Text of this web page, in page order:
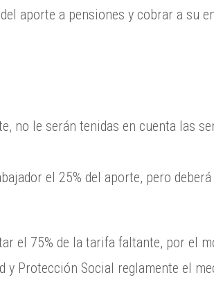
aporte a pensiones y cobrar a su
no le serán tenidas en cuenta las
el 25% del aporte, pero
el 75% de la tarifa faltante, por el
y Protección Social reglamente el